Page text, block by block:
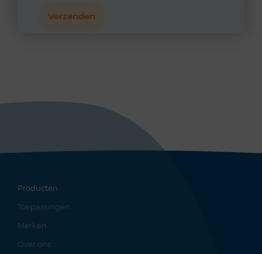
Producten
Toepassingen
Merken
Over ons